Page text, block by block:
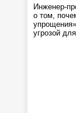
Инженер-
о том,
угрозой